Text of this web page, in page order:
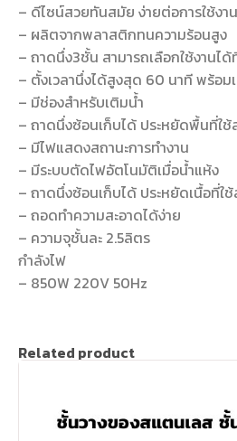
– ดีไซน์สวยทันสมัย ง่ายต่อการใช้งาน
– ผลิตจากพลาสติกทนความร้อนสูง
– ถาดนึ่ง3ชั้น สามารถเลือกใช้งานไ
– ตั้งเวลานึ่งได้สูงสุด 60 นาที พร้อม
– มีช่องสำหรับเติมน้ำ
– ถาดนึ่งซ้อนเก็บได้ ประหยัดพื้นที่ใช้
– มีไฟแสดงสถานะการทำงาน
– มีระบบตัดไฟอัตโนมัติเมื่อน้ำแห้ง
– ถาดนึ่งซ้อนเก็บได้ ประหยัดเนื้อที่ใ
– ถอดทำความสะอาดได้ง่าย
– ความจุชั้นละ 2.5ลิตร
กำลังไฟ
– 850W 220V 50Hz
Related product